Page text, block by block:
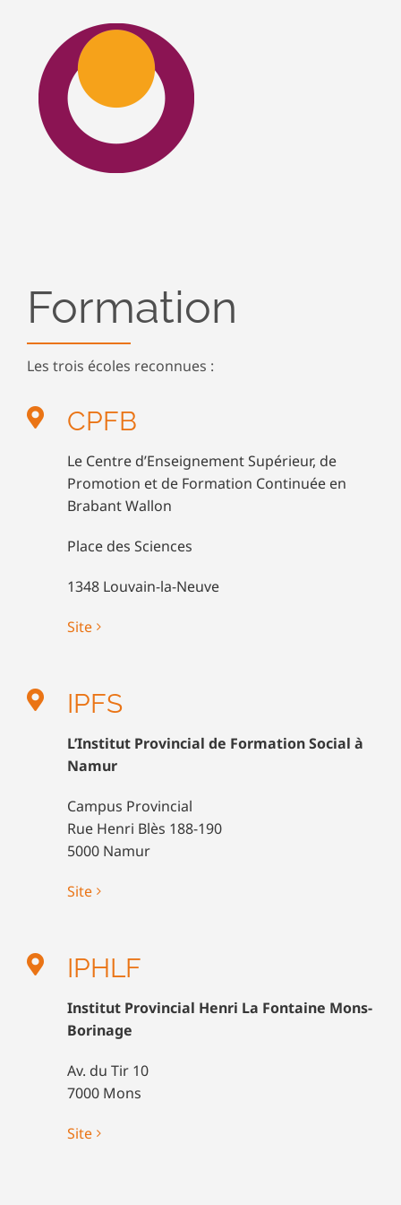
Formation
Les trois écoles reconnues :
CPFB
Le Centre d’Enseignement Supérieur, de
Promotion et de Formation Continuée en
Brabant Wallon
Place des Sciences
1348 Louvain-la-Neuve
Site
IPFS
L’Institut Provincial de Formation Social à
Namur
Campus Provincial
Rue Henri Blès 188-190
5000 Namur
Site
IPHLF
Institut Provincial Henri La Fontaine Mons-
Borinage
Av. du Tir 10
7000 Mons
Site